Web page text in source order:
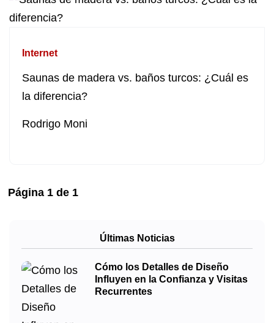
Internet
Saunas de madera vs. baños turcos: ¿Cuál es
la diferencia?
Rodrigo Moni
Página 1 de 1
Últimas Noticias
Cómo los Detalles de Diseño
Influyen en la Confianza y Visitas
Recurrentes